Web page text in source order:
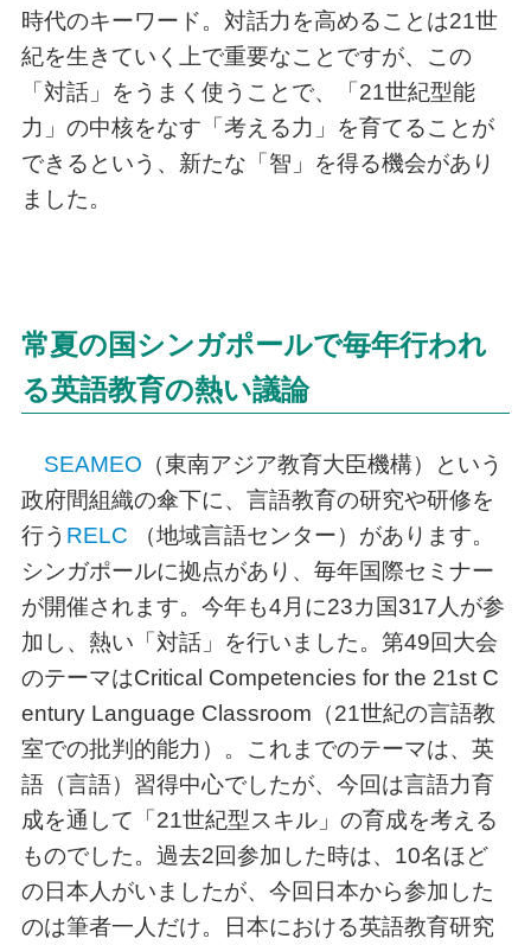
時代のキーワード。対話力を高めることは21世
紀を生きていく上で重要なことですが、この
「対話」をうまく使うことで、「21世紀型能
力」の中核をなす「考える力」を育てることが
できるという、新たな「智」を得る機会があり
ました。
常夏の国シンガポールで毎年行われ
る英語教育の熱い議論
SEAMEO （東南アジア教育大臣機構）という
政府間組織の傘下に、言語教育の研究や研修を
行う RELC （地域言語センター）があります。
シンガポールに拠点があり、毎年国際セミナー
が開催されます。今年も4月に23カ国317人が参
加し、熱い「対話」を行いました。第49回大会
のテーマはCritical Competencies for the 21st C
entury Language Classroom（21世紀の言語教
室での批判的能力）。これまでのテーマは、英
語（言語）習得中心でしたが、今回は言語力育
成を通して「21世紀型スキル」の育成を考える
ものでした。過去2回参加した時は、10名ほど
の日本人がいましたが、今回日本から参加した
のは筆者一人だけ。日本における英語教育研究